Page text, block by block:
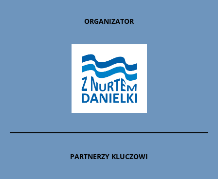
ORGANIZATOR
PARTNERZY KLUCZOWI